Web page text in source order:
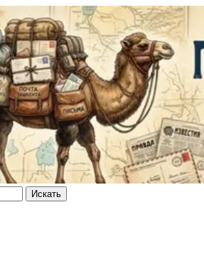
Искать